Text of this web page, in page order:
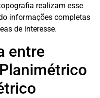
realizam esse
informações completas
de interesse.
entre